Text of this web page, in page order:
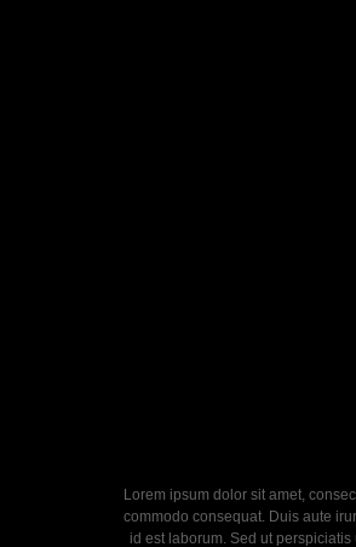
Lorem ipsum dolor sit amet,
commodo consequat. Duis aute
id est laborum. Sed ut